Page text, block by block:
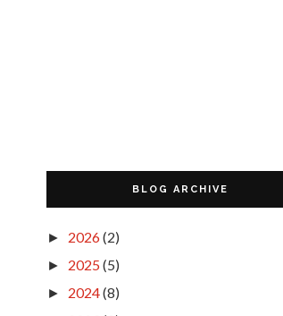
BLOG ARCHIVE
► 2026(2)
► 2025(5)
► 2024(8)